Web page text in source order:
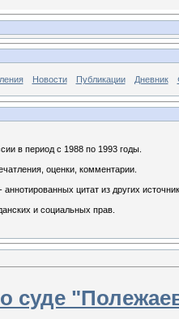
Новости Публикации Дневник
в период с 1988 по 1993 годы.
оценки, комментарии.
цитат из других
и социальных прав.
суде